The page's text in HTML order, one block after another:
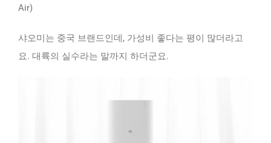
Air)
샤오미는 중국 브랜드인데, 가성비 좋다는 평이 많더라고
요. 대륙의 실수라는 말까지 하더군요.